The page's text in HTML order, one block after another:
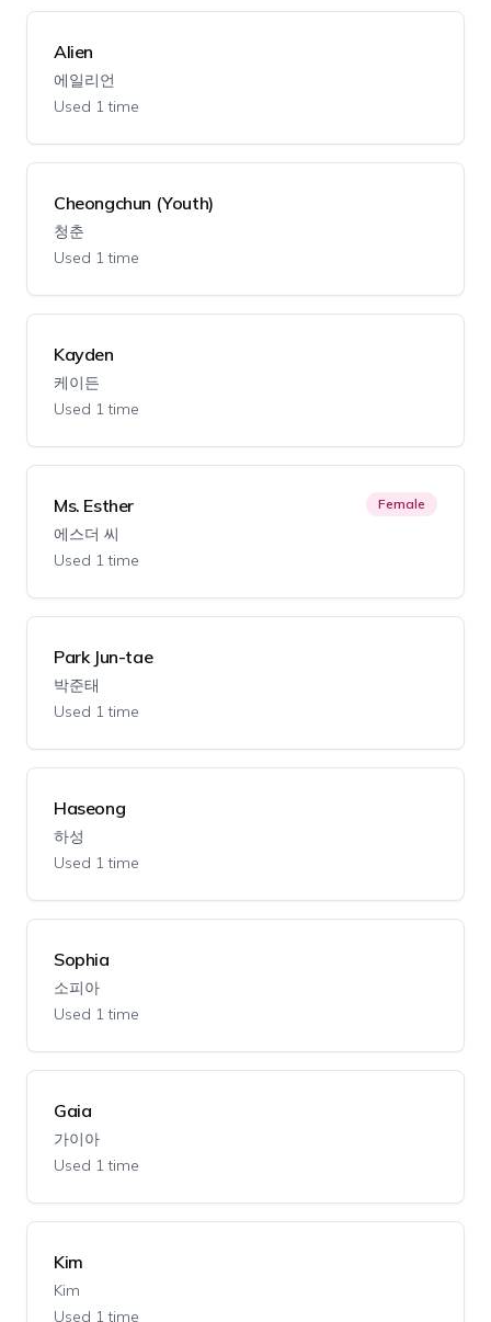
Alien
에일리언
Used 1 time
Cheongchun (Youth)
청춘
Used 1 time
Kayden
케이든
Used 1 time
Ms. Esther
에스더 씨
Used 1 time
Female
Park Jun-tae
박준태
Used 1 time
Haseong
하성
Used 1 time
Sophia
소피아
Used 1 time
Gaia
가이아
Used 1 time
Kim
Kim
Used 1 time